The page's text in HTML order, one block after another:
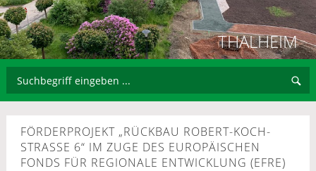
THALHEIM
FÖRDERPROJEKT „RÜCKBAU ROBERT-KOCH-
STRASSE 6“ IM ZUGE DES EUROPÄISCHEN F
ONDS FÜR REGIONALE ENTWICKLUNG (EFRE)